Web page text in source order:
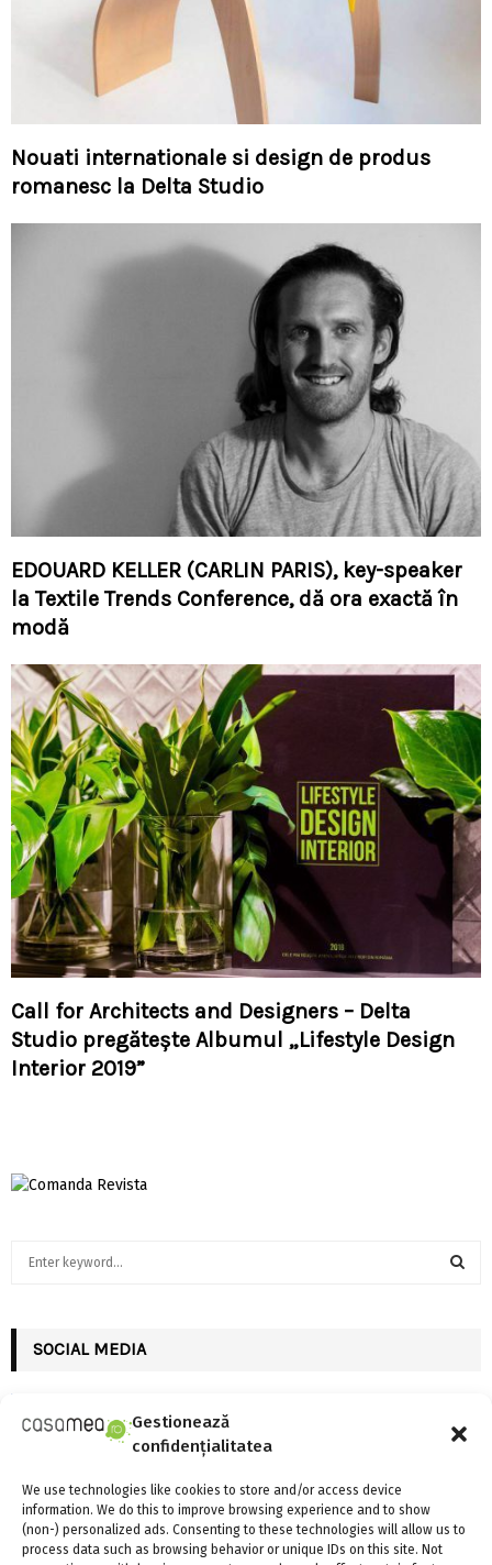
Gestionează
confidențialitatea
We use technologies like cookies to store and/or access device
information. We do this to improve browsing experience and to show
(non-) personalized ads. Consenting to these technologies will allow us to
process data such as browsing behavior or unique IDs on this site. Not
Nouati internationale si design de produs
romanesc la Delta Studio
EDOUARD KELLER (CARLIN PARIS), key-speaker
la Textile Trends Conference, dă ora exactă în
modă
Call for Architects and Designers – Delta
Studio pregătește Albumul „Lifestyle Design
Interior 2019”
h
f
R
H
SOCIAL MEDIA
FII LA CURENT CU NOUTATILE